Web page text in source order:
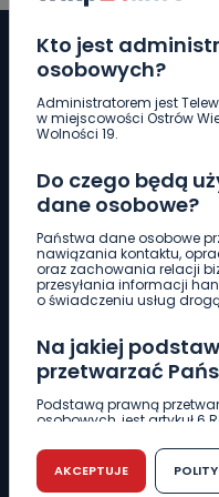
Kto jest
osobowych?
Administratorem jest
w miejscowości Ostrów
Wolności 19.
Do czego będą
dane osobowe?
Państwa dane osobowe
nawiązania kontaktu,
oraz zachowania relacji
przesyłania informacji
o świadczeniu usług
Na jakiej
przetwarzać
Podstawą prawną
osobowych, jest artykuł 6
r. w sprawie ochrony osób
przetwarzaniem danych
swobodnego przepływu
AKCEPTUJE
Pobierz logotyp
LINIA INTERWENCYJNA
661 997 997
REDAKCJA
62 735 22 22
DZIAŁ REKLAMY
62 735 01 85
WIADOMOŚCI